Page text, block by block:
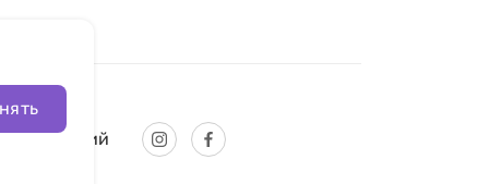
Русский